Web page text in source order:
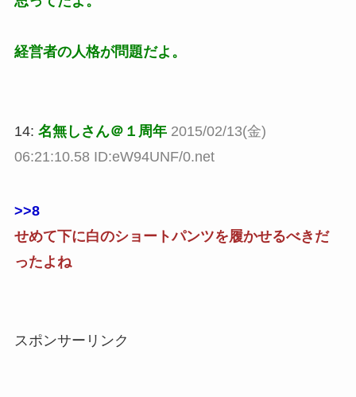
経営者の人格が問題だよ。
14: 名無しさん＠１周年 2015/02/13(金)
06:21:10.58 ID:eW94UNF/0.net
>>8
せめて下に白のショートパンツを履かせるべきだ
ったよね
スポンサーリンク